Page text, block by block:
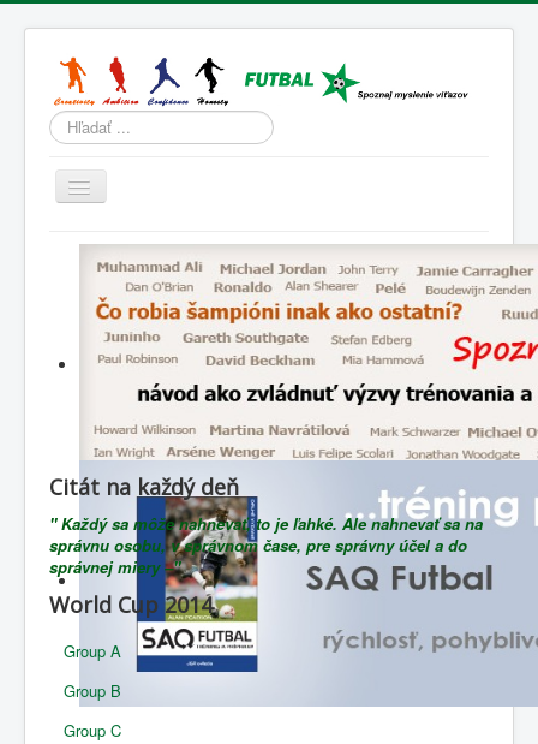
Hľadať
Prepnúť
Domov
Športová psychológia
Životný štýl
Lenivá lopta
Blog
Citát na každý deň
" Každý sa môže nahnevať, to je ľahké. Ale nahnevať sa na
správnu osobu, v správnom čase, pre správny účel a do
správnej miery –"
World Cup 2014
Group A
Group B
Group C